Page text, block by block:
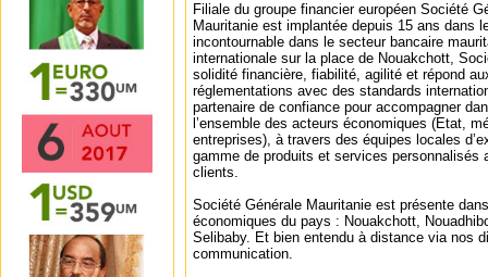
Filiale du groupe financier européen Société
Mauritanie est implantée depuis 15 ans dans
incontournable dans le secteur bancaire
internationale sur la place de Nouakchott,
solidité financière, fiabilité, agilité et répond
réglementations avec des standards
partenaire de confiance pour accompagner
l’ensemble des acteurs économiques (Etat,
entreprises), à travers des équipes locales
gamme de produits et services personnalisés
clients.
Société Générale Mauritanie est présente
économiques du pays : Nouakchott,
Selibaby. Et bien entendu à distance via nos
communication.